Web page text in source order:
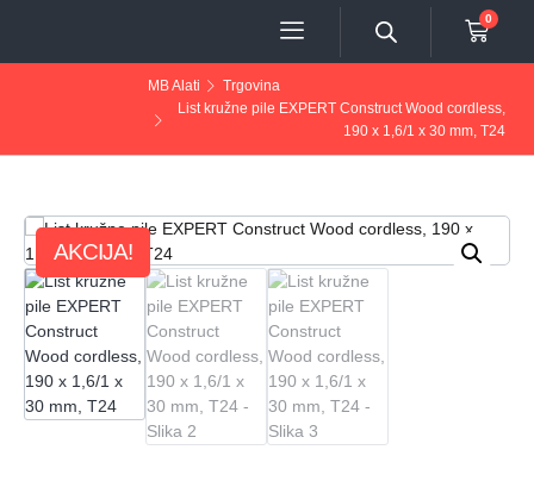
0
MB Alati
Trgovina
List kružne pile EXPERT Construct Wood cordless,
190 x 1,6/1 x 30 mm, T24
AKCIJA!